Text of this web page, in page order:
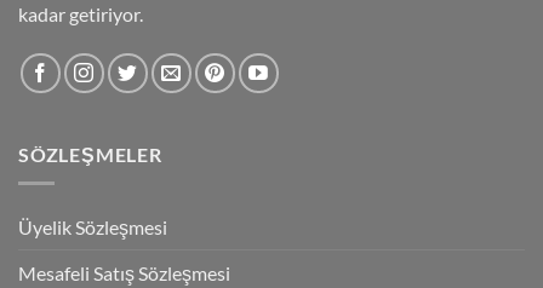
kadar getiriyor.
SÖZLEŞMELER
Üyelik Sözleşmesi
Mesafeli Satış Sözleşmesi